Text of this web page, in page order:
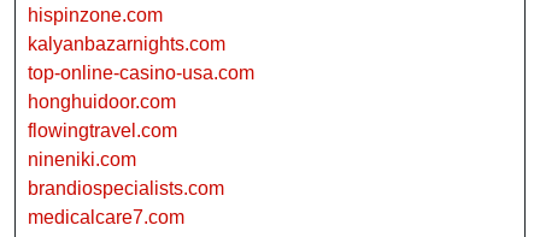
hispinzone.com
kalyanbazarnights.com
top-online-casino-usa.com
honghuidoor.com
flowingtravel.com
nineniki.com
brandiospecialists.com
medicalcare7.com